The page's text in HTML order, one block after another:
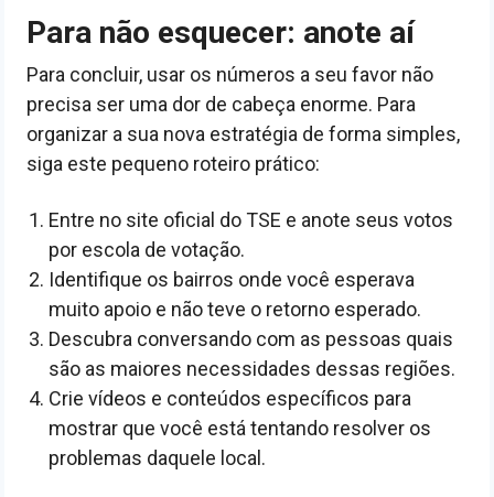
Para não esquecer: anote aí
Para concluir, usar os números a seu favor não
precisa ser uma dor de cabeça enorme. Para
organizar a sua nova estratégia de forma simples,
siga este pequeno roteiro prático:
Entre no site oficial do TSE e anote seus votos
por escola de votação.
Identifique os bairros onde você esperava
muito apoio e não teve o retorno esperado.
Descubra conversando com as pessoas quais
são as maiores necessidades dessas regiões.
Crie vídeos e conteúdos específicos para
mostrar que você está tentando resolver os
problemas daquele local.